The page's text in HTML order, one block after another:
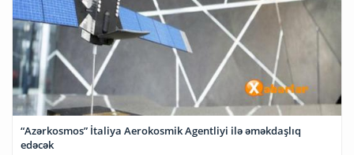
“Azərkosmos” İtaliya Aerokosmik Agentliyi ilə əməkdaşlıq
edəcək